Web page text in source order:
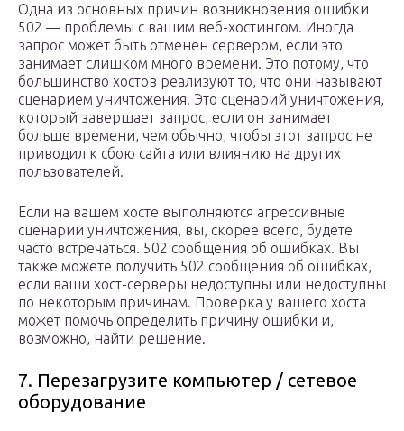
Одна из основных причин возникновения ошибки
502 — проблемы с вашим веб-хостингом. Иногда
запрос может быть отменен сервером, если это
занимает слишком много времени. Это потому, что
большинство хостов реализуют то, что они называют
сценарием уничтожения. Это сценарий уничтожения,
который завершает запрос, если он занимает
больше времени, чем обычно, чтобы этот запрос не
приводил к сбою сайта или влиянию на других
пользователей.
Если на вашем хосте выполняются агрессивные
сценарии уничтожения, вы, скорее всего, будете
часто встречаться. 502 сообщения об ошибках. Вы
также можете получить 502 сообщения об ошибках,
если ваши хост-серверы недоступны или недоступны
по некоторым причинам. Проверка у вашего хоста
может помочь определить причину ошибки и,
возможно, найти решение.
7. Перезагрузите компьютер / сетевое
оборудование